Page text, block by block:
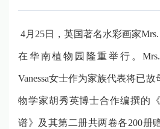
4月25日，英国著名水彩画家
在华南植物园隆重举行。Mrs.
Vanessa女士作为家族代表将已
物学家胡秀英博士合作编撰的
谱》及其第二册共两卷各200册